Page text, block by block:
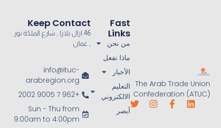
The Arab Trade Union
Confederation (ATUC)
Fast
Links
من نحن
ماذا نفعل
الأخبار
التعليم
الالكتروني
أبصر
Keep Contact
46 ازال بلازا , شارع الملكة نور
, عمان
info@ituc-
arabregion.org
+962 7 9005 2002
Sun - Thu from
9:00am to 4:00pm